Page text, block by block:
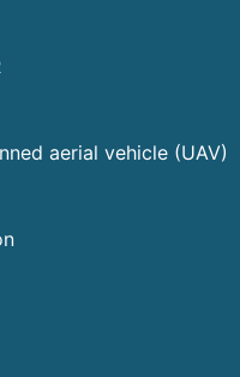
aerial vehicle (UAV)